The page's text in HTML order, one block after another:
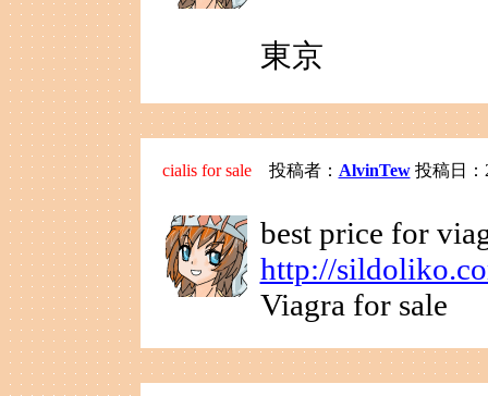
東京
cialis for sale投稿者： AlvinTew投稿日：
best price for
http://
Viagra for sale